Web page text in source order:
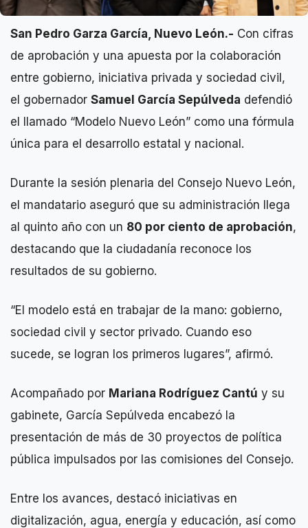
San Pedro Garza García, Nuevo León.- Con cifras
de aprobación y una apuesta por la colaboración
entre gobierno, iniciativa privada y sociedad civil,
el gobernador Samuel García Sepúlveda defendió
el llamado “Modelo Nuevo León” como una fórmula
única para el desarrollo estatal y nacional.
Durante la sesión plenaria del Consejo Nuevo León,
el mandatario aseguró que su administración llega
al quinto año con un 80 por ciento de aprobación,
destacando que la ciudadanía reconoce los
resultados de su gobierno.
“El modelo está en trabajar de la mano: gobierno,
sociedad civil y sector privado. Cuando eso
sucede, se logran los primeros lugares”, afirmó.
Acompañado por Mariana Rodríguez Cantú y su
gabinete, García Sepúlveda encabezó la
presentación de más de 30 proyectos de política
pública impulsados por las comisiones del Consejo.
Entre los avances, destacó iniciativas en
digitalización, agua, energía y educación, así como